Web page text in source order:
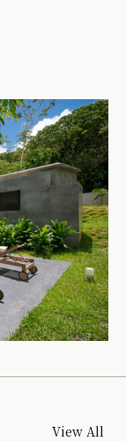
View All